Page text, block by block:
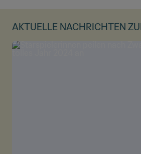
AKTUELLE NACHRICHTEN
AUEN-WM